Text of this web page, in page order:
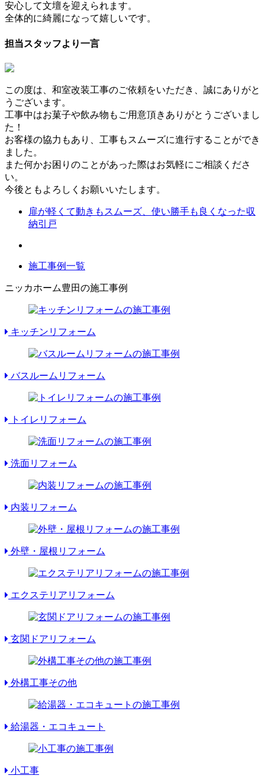
安心して文壇を迎えられます。
全体的に綺麗になって嬉しいです。
担当スタッフより一言
この度は、和室改装工事のご依頼をいただき、誠にありがと
うございます。
工事中はお菓子や飲み物もご用意頂きありがとうございまし
た！
お客様の協力もあり、工事もスムーズに進行することができ
ました。
また何かお困りのことがあった際はお気軽にご相談くださ
い。
今後ともよろしくお願いいたします。
扉が軽くて動きもスムーズ、使い勝手も良くなった収
納引戸
施工事例一覧
ニッカホーム豊田の施工事例
キッチンリフォーム
バスルームリフォーム
トイレリフォーム
洗面リフォーム
内装リフォーム
外壁・屋根リフォーム
エクステリアリフォーム
玄関ドアリフォーム
外構工事その他
給湯器・エコキュート
小工事